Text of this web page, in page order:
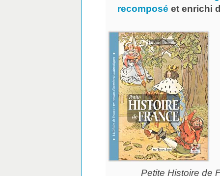
recomposé et enrichi
Petite Histoire de